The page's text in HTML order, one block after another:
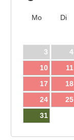
Mo Di
3
4
10
11
17
18
24
25
31